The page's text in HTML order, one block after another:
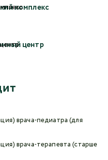
комплекс
центр
врача-педиатра (для
врача-терапевта (старше